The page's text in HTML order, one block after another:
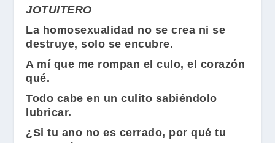
JOTUITERO
La homosexualidad no se crea ni se
destruye, solo se encubre.
A mí que me rompan el culo, el corazón
qué.
Todo cabe en un culito sabiéndolo
lubricar.
¿Si tu ano no es cerrado, por qué tu